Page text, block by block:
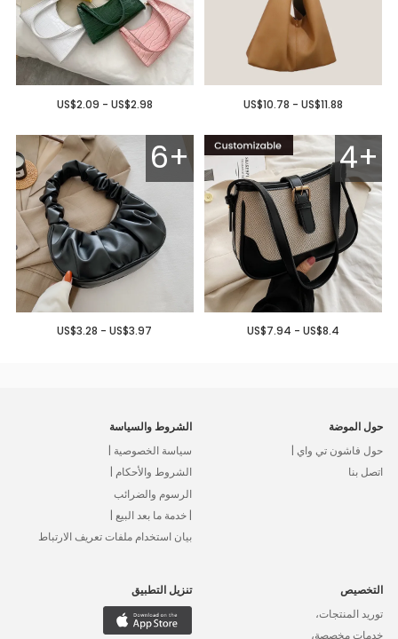
US$10.78 - US$11.88
US$2.09 - US$2.98
4+
US$7.94 - US$8.4
6+
US$3.28 - US$3.97
حول الموضة
حول فاشون تي واي |
اتصل بنا
الشروط والسياسة
سياسة الخصوصية |
الشروط والأحكام |
الرسوم والضرائب
| خدمة ما بعد البيع |
بيان استخدام ملفات تعريف الارتباط
التخصيص
توريد المنتجات،
خدمات مخصصة،
تنزيل التطبيق